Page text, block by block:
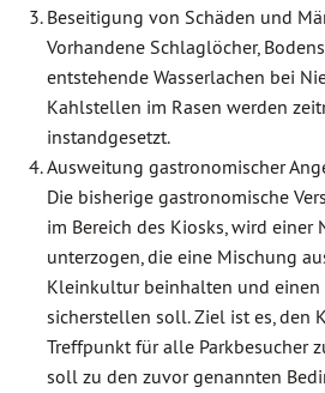
Beseitigung von Schäden und
Vorhandene Schlaglöcher,
entstehende Wasserlachen bei
Kahlstellen im Rasen werden
instandgesetzt.
Ausweitung gastronomischer
Die bisherige gastronomische
im Bereich des Kiosks, wird einer
unterzogen, die eine Mischung
Kleinkultur beinhalten und einen
sicherstellen soll. Ziel ist es, den
Treffpunkt für alle Parkbesucher
soll zu den zuvor genannten